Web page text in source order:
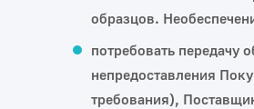
образцов.
потребовать передачу
непредоставления
требования),